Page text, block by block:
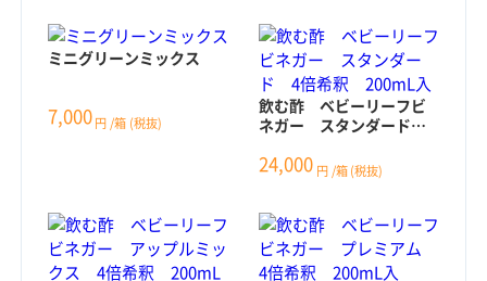
ミニグリーンミックス
7,000 円 /箱 (税抜)
飲む酢 ベビーリーフビ
ネガー スタンダード 4
24,000 円 /箱 (税抜)